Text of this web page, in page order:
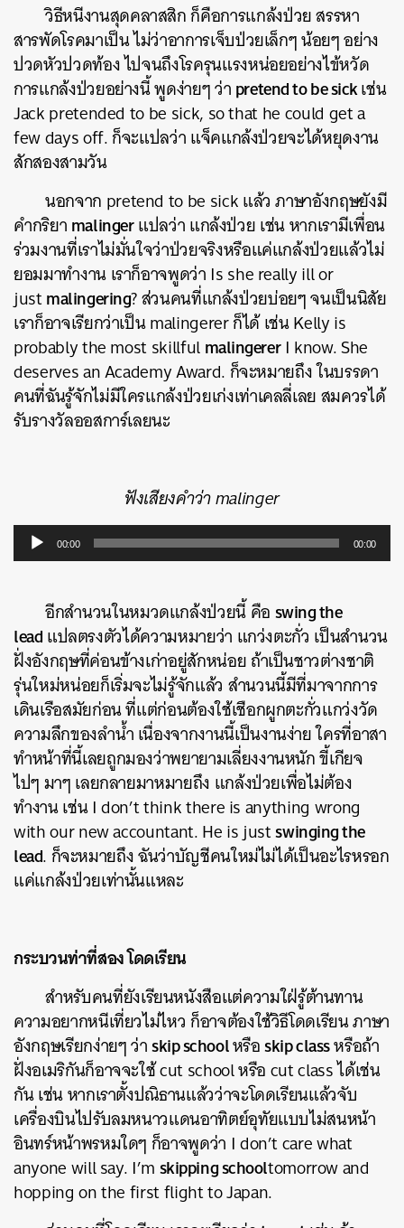
วิธีหนีงานสุดคลาสสิก ก็คือการแกล้งป่วย สรรหา
สารพัดโรคมาเป็น ไม่ว่าอาการเจ็บป่วยเล็กๆ น้อยๆ อย่าง
ปวดหัวปวดท้อง ไปจนถึงโรครุนแรงหน่อยอย่างไข้หวัด
การแกล้งป่วยอย่างนี้ พูดง่ายๆ ว่าpretend to be sickเช่น
Jack pretended to be sick, so that he could get a
few days off. ก็จะแปลว่า แจ็คแกล้งป่วยจะได้หยุดงาน
สักสองสามวัน
นอกจาก pretend to be sick แล้ว ภาษาอังกฤษยังมี
คำกริยาmalingerแปลว่า แกล้งป่วย เช่น หากเรามีเพื่อน
ร่วมงานที่เราไม่มั่นใจว่าป่วยจริงหรือแค่แกล้งป่วยแล้วไม่
ยอมมาทำงาน เราก็อาจพูดว่า Is she really ill or
justmalingering? ส่วนคนที่แกล้งป่วยบ่อยๆ จนเป็นนิสัย
เราก็อาจเรียกว่าเป็น malingerer ก็ได้ เช่น Kelly is
probably the most skillfulmalingererI know. She
deserves an Academy Award. ก็จะหมายถึง ในบรรดา
คนที่ฉันรู้จักไม่มีใครแกล้งป่วยเก่งเท่าเคลลี่เลย สมควรได้
รับรางวัลออสการ์เลยนะ
ฟังเสียงคำว่า malinger
Audio
Player
00:00 00:00
อีกสำนวนในหมวดแกล้งป่วยนี้ คือswing the
leadแปลตรงตัวได้ความหมายว่า แกว่งตะกั่ว เป็นสำนวน
ฝั่งอังกฤษที่ค่อนข้างเก่าอยู่สักหน่อย ถ้าเป็นชาวต่างชาติ
รุ่นใหม่หน่อยก็เริ่มจะไม่รู้จักแล้ว สำนวนนี้มีที่มาจากการ
เดินเรือสมัยก่อน ที่แต่ก่อนต้องใช้เชือกผูกตะกั่วแกว่งวัด
ความลึกของลำน้ำ เนื่องจากงานนี้เป็นงานง่าย ใครที่อาสา
ทำหน้าที่นี้เลยถูกมองว่าพยายามเลี่ยงงานหนัก ขี้เกียจ
ไปๆ มาๆ เลยกลายมาหมายถึง แกล้งป่วยเพื่อไม่ต้อง
ทำงาน เช่น I don’t think there is anything wrong
with our new accountant. He is justswinging the
lead. ก็จะหมายถึง ฉันว่าบัญชีคนใหม่ไม่ได้เป็นอะไรหรอก
แค่แกล้งป่วยเท่านั้นแหละ
กระบวนท่าที่สอง โดดเรียน
สำหรับคนที่ยังเรียนหนังสือแต่ความใฝ่รู้ต้านทาน
ความอยากหนีเที่ยวไม่ไหว ก็อาจต้องใช้วิธีโดดเรียน ภาษา
อังกฤษเรียกง่ายๆ ว่าskip schoolหรือskip classหรือถ้า
ฝั่งอเมริกันก็อาจจะใช้ cut school หรือ cut class ได้เช่น
กัน เช่น หากเราตั้งปณิธานแล้วว่าจะโดดเรียนแล้วจับ
เครื่องบินไปรับลมหนาวแดนอาทิตย์อุทัยแบบไม่สนหน้า
อินทร์หน้าพรหมใดๆ ก็อาจพูดว่า I don’t care what
anyone will say. I’mskipping schooltomorrow and
hopping on the first flight to Japan.